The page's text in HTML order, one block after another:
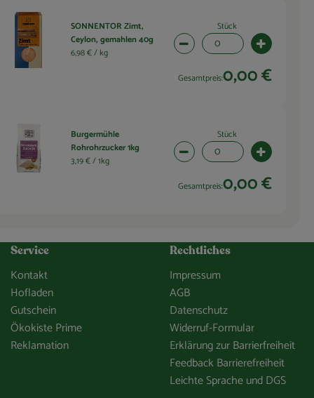
ändern
SONNENTOR Zimt,
Ceylon, gemahlen 40g
6,98 € / kg
Stück
Artikelanzahl verringern (0
Gesamtpreis:0,00 €
ändern
Burgermühle
Rohrohrzucker 1kg
3,19 € /1kg
Stück
Artikelanzahl verringern (0
Gesamtpreis:0,00 €
Service
Kontakt
Hofladen
Gutschein
Ökokiste Prime
Reklamation
Rechtliches
Impressum
AGB
Datenschutz
Widerruf-Formular
Erklärung zur Barrierfreiheit
Feedback Barrierefreiheit
Leichte Sprache und DGS